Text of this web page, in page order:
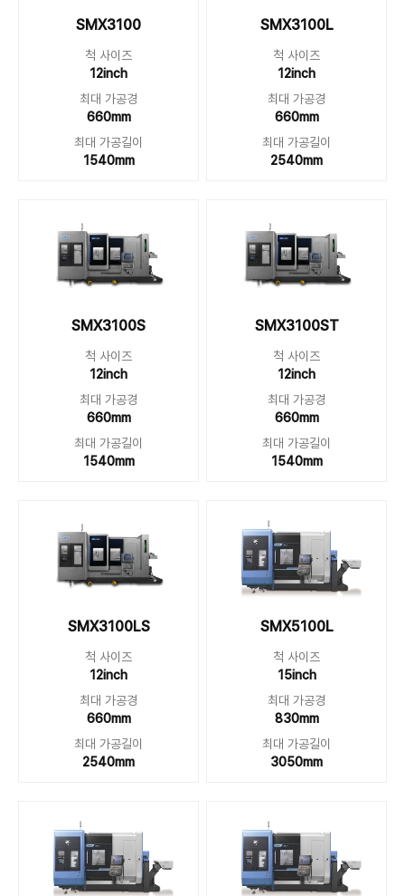
SMX3100
척 사이즈
12inch
최대 가공경
660mm
최대 가공길이
1540mm
SMX3100L
척 사이즈
12inch
최대 가공경
660mm
최대 가공길이
2540mm
SMX3100S
척 사이즈
12inch
최대 가공경
660mm
최대 가공길이
1540mm
SMX3100ST
척 사이즈
12inch
최대 가공경
660mm
최대 가공길이
1540mm
SMX3100LS
척 사이즈
12inch
최대 가공경
660mm
최대 가공길이
2540mm
SMX5100L
척 사이즈
15inch
최대 가공경
830mm
최대 가공길이
3050mm